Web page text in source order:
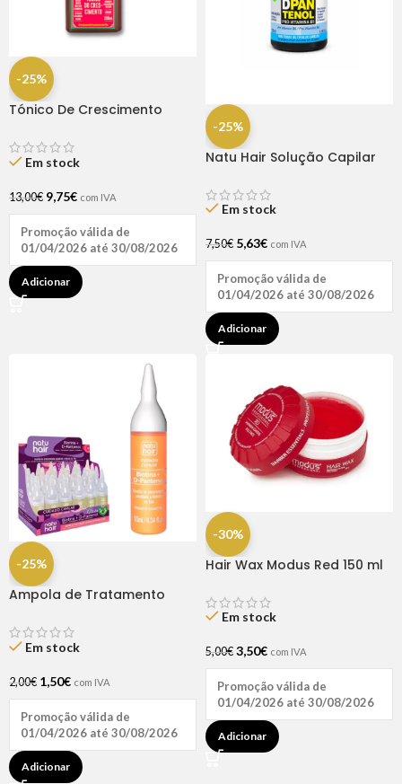
-25%
Tónico De Crescimento
Em stock
13,00€ 9,75€ com IVA
Promoção válida de
01/04/2026 até 30/08/2026
Adicionar
-25%
Natu Hair Solução Capilar
Em stock
7,50€ 5,63€ com IVA
Promoção válida de
01/04/2026 até 30/08/2026
Adicionar
-25%
Ampola de Tratamento
Hair (1 UNIDADE)
Em stock
2,00€ 1,50€ com IVA
Promoção válida de
01/04/2026 até 30/08/2026
Adicionar
-30%
Hair Wax Modus Red 150 ml
Em stock
5,00€ 3,50€ com IVA
Promoção válida de
01/04/2026 até 30/08/2026
Adicionar